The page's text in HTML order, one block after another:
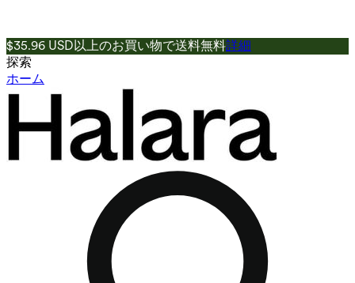
$35.96 USD以上のお買い物で送料無料詳細
探索
ホーム